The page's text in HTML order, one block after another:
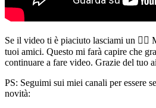
Se il video ti è piaciuto lasciami un
tuoi amici. Questo mi farà capire che
continuare a fare video. Grazie del tuo
PS: Seguimi sui miei canali per essere
novità: